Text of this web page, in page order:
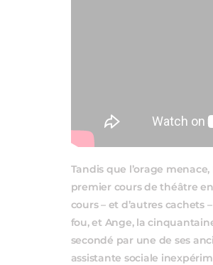
Tandis que l’orage
premier cours de théâtre
cours – et d’autres cachets
fou, et Ange, la
secondé par une de ses
assistante sociale